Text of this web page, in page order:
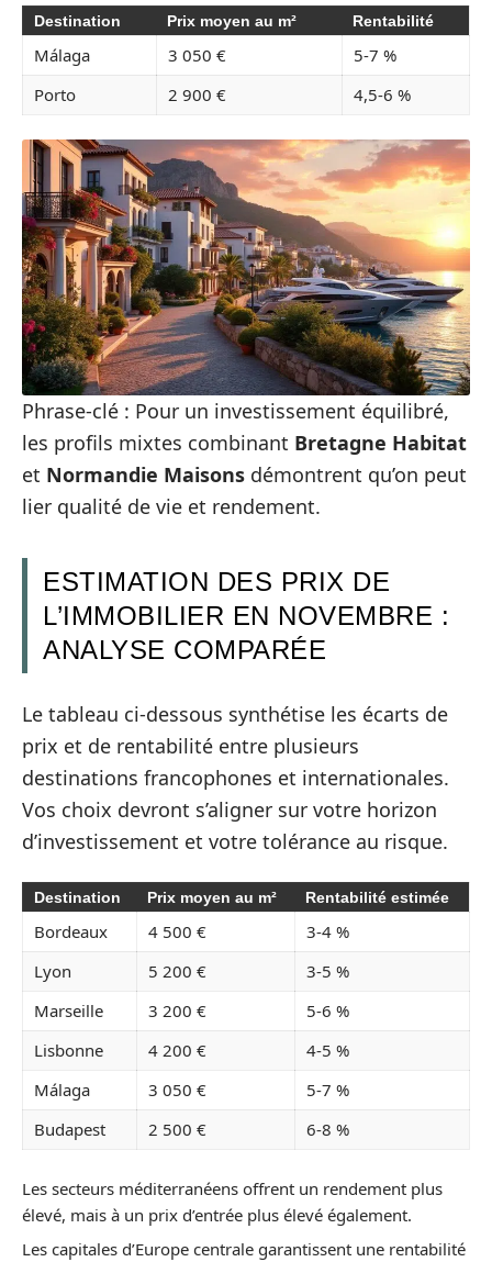
Destination Prix moyen au m² Rentabilité
Málaga 3 050 €
5-7 %
Porto
2 900 € 4,5-6 %
Phrase-clé : Pour un investissement équilibré,
les profils mixtes combinant Bretagne Habitat
et Normandie Maisons démontrent qu’on peut
lier qualité de vie et rendement.
ESTIMATION DES PRIX DE
L’IMMOBILIER EN NOVEMBRE :
ANALYSE COMPARÉE
Le tableau ci-dessous synthétise les écarts de
prix et de rentabilité entre plusieurs
destinations francophones et internationales.
Vos choix devront s’aligner sur votre horizon
d’investissement et votre tolérance au risque.
Destination Prix moyen au m² Rentabilité estimée
Bordeaux 4 500 €
3-4 %
Lyon
5 200 €
3-5 %
Marseille
3 200 €
5-6 %
Lisbonne
4 200 €
4-5 %
Málaga
3 050 €
5-7 %
Budapest
2 500 € 6-8 %
Les secteurs méditerranéens offrent un rendement plus
élevé, mais à un prix d’entrée plus élevé également.
Les capitales d’Europe centrale garantissent une rentabilité